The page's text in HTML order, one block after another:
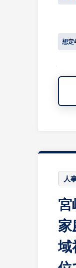
想定
人
宮
家
域